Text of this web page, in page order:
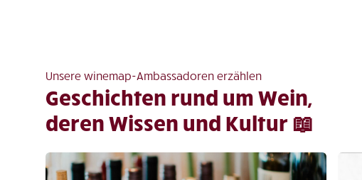
Unsere winemap-Ambassadoren erzählen
Geschichten rund um Wein,
deren Wissen und Kultur 📖